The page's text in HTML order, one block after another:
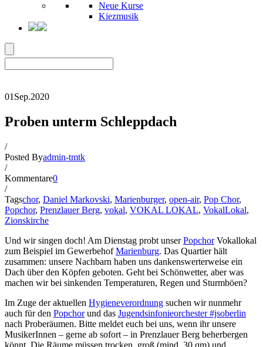
Neue Kurse
Kiezmusik
01 Sep.2020
Proben unterm Schleppdach
/
Posted Byadmin-tmtk
/
Kommentare0
/
Tagschor, Daniel Markovski, Marienburger, open-air, Pop Chor,
Popchor, Prenzlauer Berg, vokal, VOKAL LOKAL, VokalLokal,
Zionskirche
Und wir singen doch! Am Dienstag probt unserPopchorVokallokal
zum Beispiel im GewerbehofMarienburg. Das Quartier hält
zusammen: unsere Nachbarn haben uns dankenswerterweise ein
Dach über den Köpfen geboten. Geht bei Schönwetter, aber was
machen wir bei sinkenden Temperaturen, Regen und Sturmböen?
Im Zuge der aktuellen Hygieneverordnung suchen wir nunmehr
auch für den Popchorund das Jugendsinfonieorchester #jsoberlin
nach Proberäumen. Bitte meldet euch bei uns, wenn ihr unsere
MusikerInnen – gerne ab sofort – in Prenzlauer Berg beherbergen
könnt. Die Räume müssen trocken, groß (mind. 30 qm) und